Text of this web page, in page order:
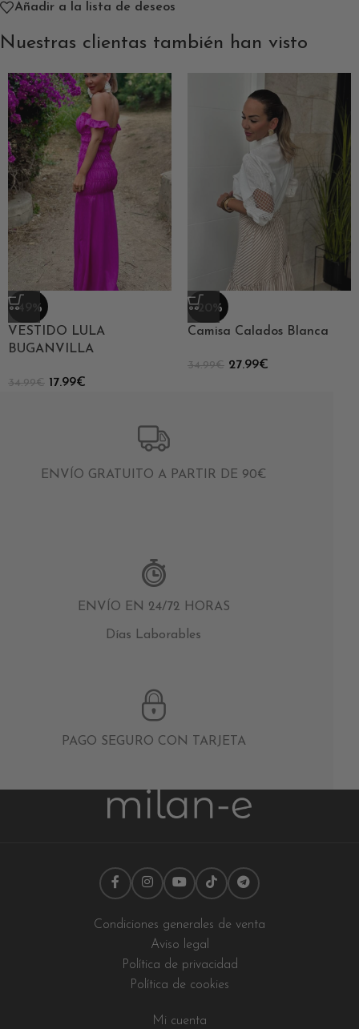
Añadir a la lista de deseos
Nuestras clientas también han visto
-49%
VESTIDO LULA
BUGANVILLA
34.99€ 17.99€
-20%
Camisa Calados Blanca
34.99€ 27.99€
ENVÍO GRATUITO A PARTIR DE 90€
ENVÍO EN 24/72 HORAS
Días Laborables
PAGO SEGURO CON TARJETA
Condiciones generales de venta
Aviso legal
Política de privacidad
Política de cookies
Mi cuenta